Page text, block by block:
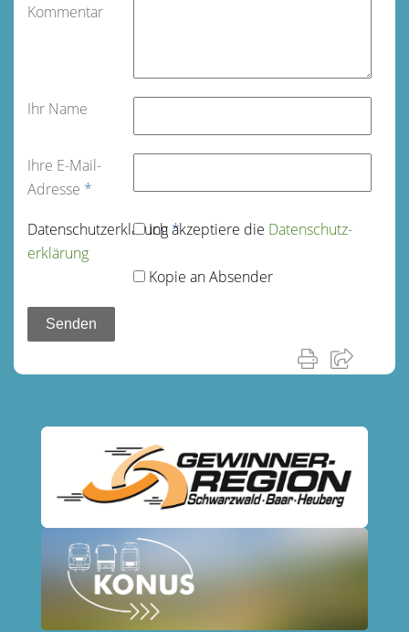
Kommentar
Ihr Name
Ihre E-Mail-
Adresse *
Datenschutz­erklärung*
Ich akzeptiere die Datenschutz­
erklärung
Kopie an Absender